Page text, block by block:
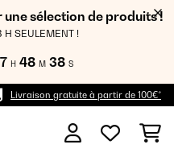
une sélection de produits !
H SEULEMENT !
H 48 M 38 S
Livraison gratuite à partir de 100€*